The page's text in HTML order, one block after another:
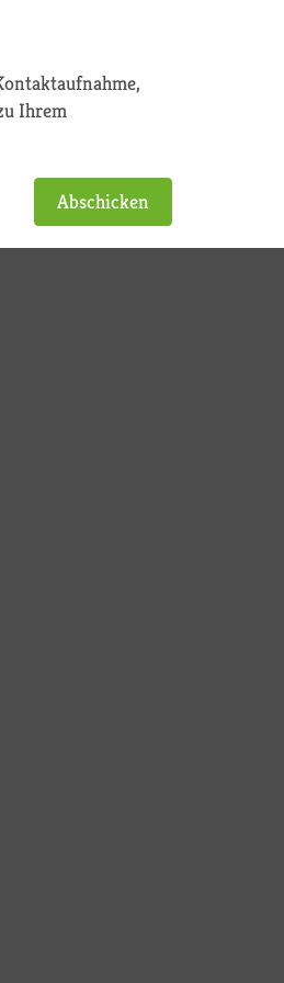
Ihrem
Abschicken